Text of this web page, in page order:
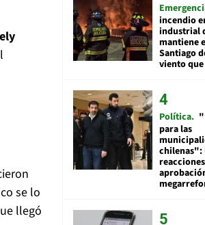
se lo
llegó
incendio
industrial
mantiene
Santiago
viento que
Política
para las
chilenas":